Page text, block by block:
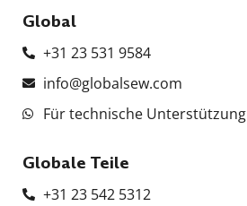
Global
+31 23 531 9584
info@globalsew.com
Für technische Unterstützung
Globale Teile
+31 23 542 5312